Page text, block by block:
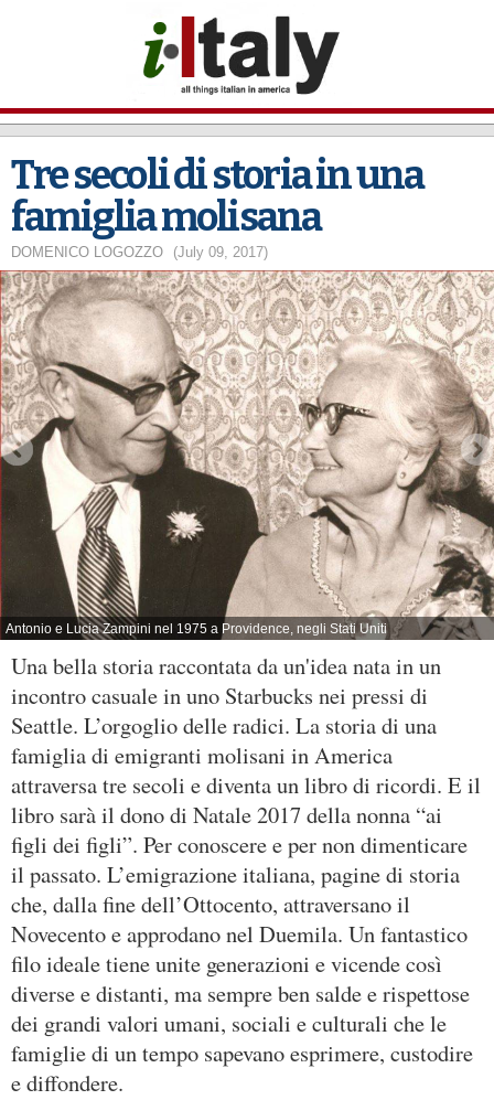
main
content
Tre secoli di storia in una
famiglia molisana
DOMENICO LOGOZZO (July 09, 2017)
Antonio e Lucia Zampini nel 1975 a Providence, negli Stati Uniti
Una bella storia raccontata da un'idea nata in un
incontro casuale in uno Starbucks nei pressi di
Seattle. L’orgoglio delle radici. La storia di una
famiglia di emigranti molisani in America
attraversa tre secoli e diventa un libro di ricordi. E il
libro sarà il dono di Natale 2017 della nonna “ai
figli dei figli”. Per conoscere e per non dimenticare
il passato. L’emigrazione italiana, pagine di storia
che, dalla fine dell’Ottocento, attraversano il
Novecento e approdano nel Duemila. Un fantastico
filo ideale tiene unite generazioni e vicende così
diverse e distanti, ma sempre ben salde e rispettose
dei grandi valori umani, sociali e culturali che le
famiglie di un tempo sapevano esprimere, custodire
e diffondere.